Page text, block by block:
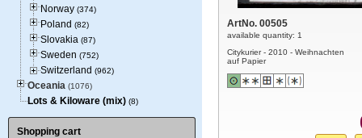
ArtNo. 00505
available quantity: 1
Citykurier - 2010 - Weihnachten
auf Papier
Norway (374)
Poland (82)
Slovakia (87)
Sweden (752)
Switzerland (962)
Oceania (1076)
Lots & Kiloware (mix) (8)
Shopping cart